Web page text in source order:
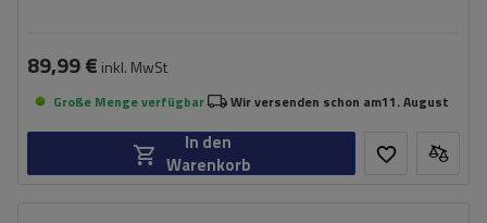
89,99 € inkl. MwSt
Große Menge verfügbar Wir versenden schon am11. August
In den
Warenkorb